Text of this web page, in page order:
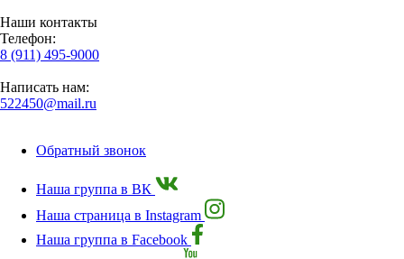
Наши контакты
Телефон:
8 (911) 495-9000
Написать нам:
522450@mail.ru
Обратный звонок
Наша группа в ВК
Наша страница в Instagram
Наша группа в Facebook